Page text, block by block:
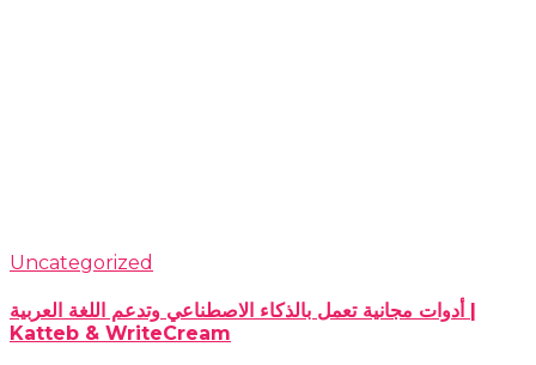
Uncategorized
أدوات مجانية تعمل بالذكاء الاصطناعي وتدعم اللغة العربية |
Katteb & WriteCream